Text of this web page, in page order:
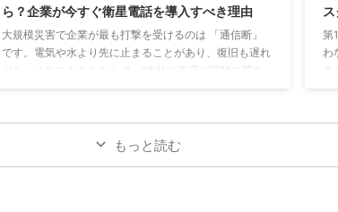
ら？企業が今すぐ衛星電話を導入すべき理由
大規模災害で企業が最も打撃を受けるのは 「通信断」
です。電気や水より先に止まることがあり、復旧も遅れ
がち。それにもかかわらず、“本社と支店が同時に落ち
段が、地上インフラに依存しない「衛星電話」 です。
■なぜ通信断は企業にとって最も危険なのか 地上通信
第
わ
し
もっと読む